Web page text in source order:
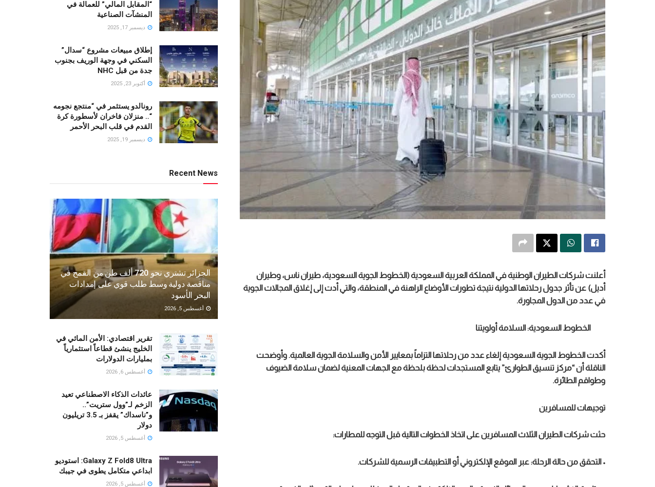
أعلنت شركات الطيران الوطنية في المملكة العربية السعودية (الخطوط الجوية السعودية، طيران ناس، وطيران
أديل) عن تأثر جدول رحلاتها الدولية نتيجة تطورات الأوضاع الراهنة في المنطقة، والتي أدت إلى إغلاق المجالات الجوية
في عدد من الدول المجاورة.
الخطوط السعودية: السلامة أولويتنا
أكدت الخطوط الجوية السعودية إلغاء عدد من رحلاتها التزاماً بمعايير الأمن والسلامة الجوية العالمية. وأوضحت
الناقلة أن “مركز تنسيق الطوارئ” يتابع المستجدات لحظة بلحظة مع الجهات المعنية لضمان سلامة الضيوف
وطواقم الطائرة.
توجيهات للمسافرين
حثت شركات الطيران الثلاث المسافرين على اتخاذ الخطوات التالية قبل التوجه للمطارات:
• التحقق من حالة الرحلة: عبر الموقع الإلكتروني أو التطبيقات الرسمية للشركات.
“المقابل المالي” للعمالة في
المنشآت الصناعية
ديسمبر 17, 2025
إطلاق مبيعات مشروع “سدال”
السكني في وجهة الوريف بجنوب
جدة من قبل NHC
أكتوبر 23, 2025
رونالدو يستثمر في “منتجع نجومه
“.. منزلان فاخران لأسطورة كرة
القدم في قلب البحر الأحمر
ديسمبر 19, 2025
Recent News
الجزائر تشتري نحو 720 ألف طن من القمح في
مناقصة دولية وسط طلب قوي على إمدادات
البحر الأسود
أغسطس 5, 2026
تقرير اقتصادي: الأمن المائي في
الخليج ينشئ قطاعاً استثمارياً
بمليارات الدولارات
أغسطس 6, 2026
عائدات الذكاء الاصطناعي تعيد
الزخم لـ”وول ستريت”..
و”ناسداك” يقفز بـ 3.5 تريليون
دولار
أغسطس 5, 2026
Galaxy Z Fold8 Ultra: استوديو
ابداعي متكامل يطوى في جيبك
أغسطس 5, 2026